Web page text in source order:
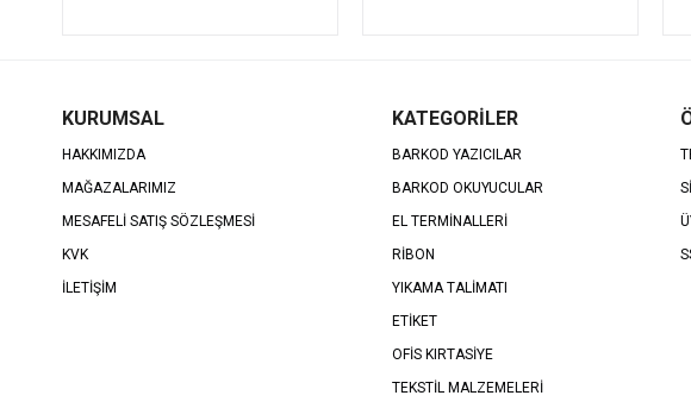
KURUMSAL
HAKKIMIZDA
MAĞAZALARIMIZ
MESAFELİ SATIŞ SÖZLEŞMESİ
KVK
İLETİŞİM
KATEGORİLER
BARKOD YAZICILAR
BARKOD OKUYUCULAR
EL TERMİNALLERİ
RİBON
YIKAMA TALİMATI
ETİKET
OFİS KIRTASİYE
TEKSTİL MALZEMELERİ